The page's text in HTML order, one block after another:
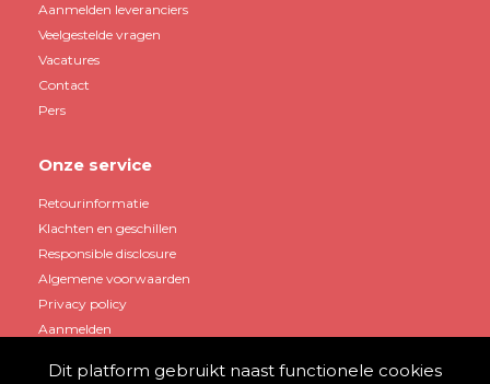
Aanmelden leveranciers
Veelgestelde vragen
Vacatures
Contact
Pers
Onze service
Retourinformatie
Klachten en geschillen
Responsible disclosure
Algemene voorwaarden
Privacy policy
Aanmelden
Dit platform gebruikt naast functionele cookies